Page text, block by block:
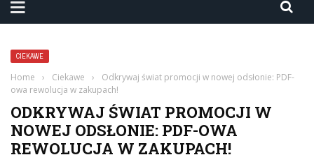
CIEKAWE
Home › Ciekawe ›
Odkrywaj świat promocji w nowej odsłonie: PDF-
owa rewolucja w zakupach!
ODKRYWAJ ŚWIAT PROMOCJI W
NOWEJ ODSŁONIE: PDF-OWA
REWOLUCJA W ZAKUPACH!